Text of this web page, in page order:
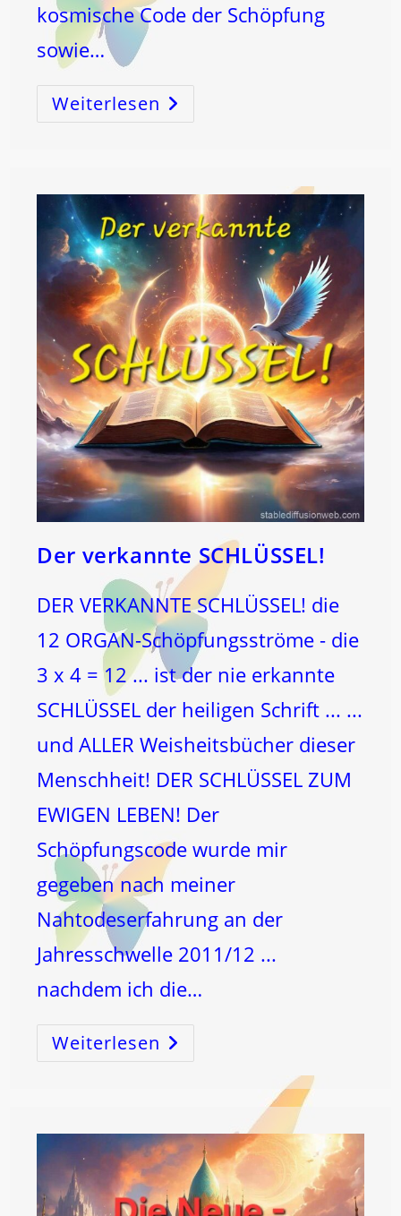
kosmische Code der Schöpfung
sowie…
Weiterlesen SONNE,
MOND
Und
Der verkannte SCHLÜSSEL!
DER VERKANNTE SCHLÜSSEL! die
12 ORGAN-Schöpfungsströme - die
3 x 4 = 12 ... ist der nie erkannte
SCHLÜSSEL der heiligen Schrift ... ...
und ALLER Weisheitsbücher dieser
Menschheit! DER SCHLÜSSEL ZUM
EWIGEN LEBEN! Der
Schöpfungscode wurde mir
gegeben nach meiner
Nahtodeserfahrung an der
Jahresschwelle 2011/12 ...
nachdem ich die…
Weiterlesen Der
Verkannte
SCHLÜSSEL!